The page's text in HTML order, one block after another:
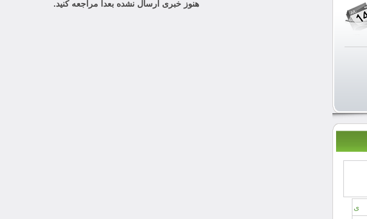
هنوز خبری ارسال نشده بعدا مراجعه کنید.
ی